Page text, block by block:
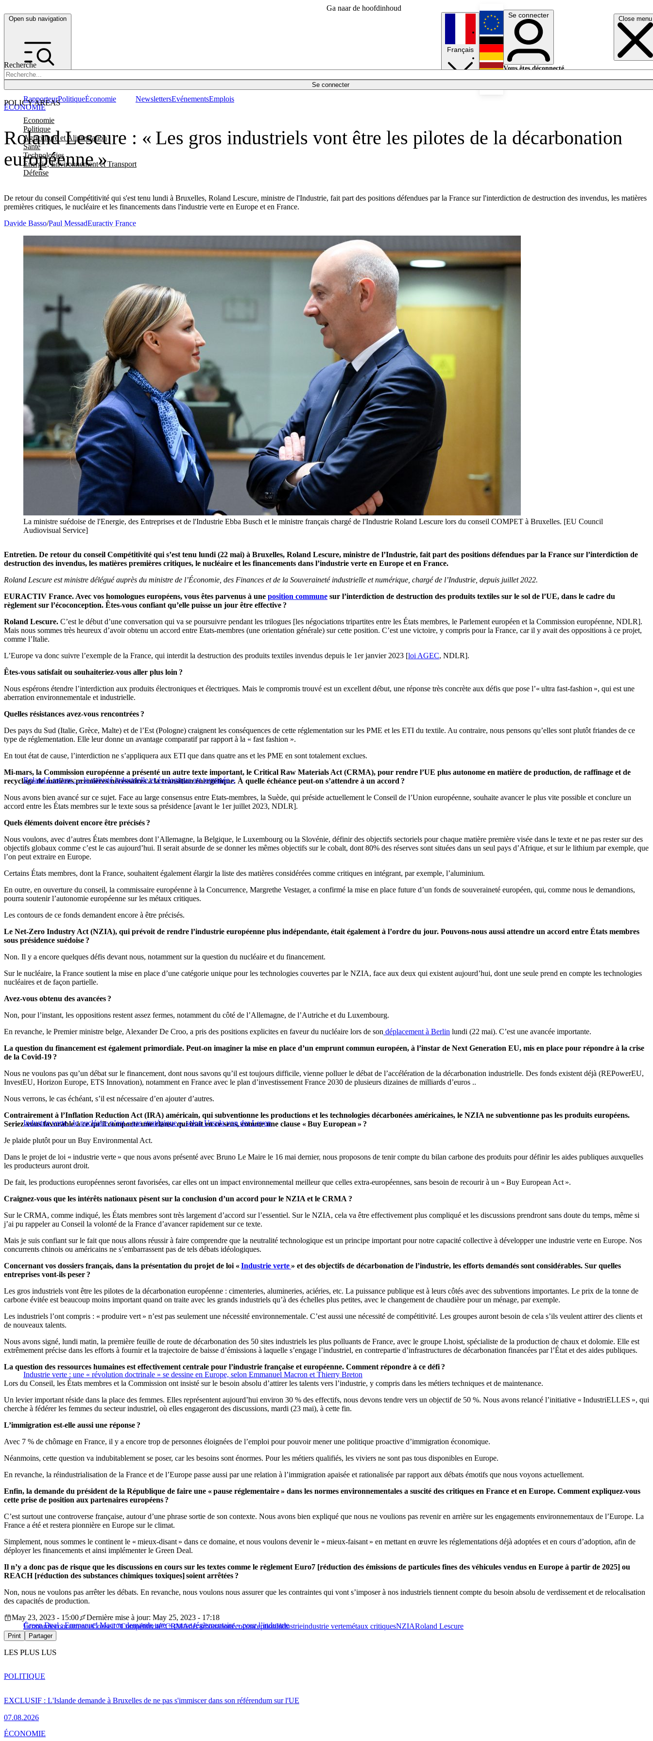
Ga naar de hoofdinhoud
Open sub navigation Close menu
Recherche
Se connecter
POLICY AREAS
Economie
Politique
Agriculture et Alimentation
Santé
Technologies
Energie, Environnement et Transport
Défense
RapporteurPolitiqueÉconomie NewslettersEvénementsEmplois
Français
English
Deutsch
Se connecter
Vous êtes déconnecté.
Roland Lescure : « Les gros industriels vont être les pilotes de la décarbonation
européenne »
De retour du conseil Compétitivité qui s'est tenu lundi à Bruxelles, Roland Lescure, ministre de l'Industrie, fait part des positions défendues par la France sur l'interdiction de destruction des invendus, les matières
premières critiques, le nucléaire et les financements dans l'industrie verte en Europe et en France.
ÉCONOMIE
Davide Basso/Paul MessadEuractiv France
La ministre suédoise de l'Energie, des Entreprises et de l'Industrie Ebba Busch et le ministre français chargé de l'Industrie Roland Lescure lors du conseil COMPET à Bruxelles. [EU Council
Audiovisual Service]
Entretien. De retour du conseil Compétitivité qui s’est tenu lundi (22 mai) à Bruxelles, Roland Lescure, ministre de l’Industrie, fait part des positions défendues par la France sur l’interdiction de
destruction des invendus, les matières premières critiques, le nucléaire et les financements dans l’industrie verte en Europe et en France.
Roland Lescure est ministre délégué auprès du ministre de l’Économie, des Finances et de la Souveraineté industrielle et numérique, chargé de l’Industrie, depuis juillet 2022.
EURACTIV France. Avec vos homologues européens, vous êtes parvenus à une position commune sur l’interdiction de destruction des produits textiles sur le sol de l’UE, dans le cadre du
règlement sur l’écoconception. Êtes-vous confiant qu’elle puisse un jour être effective ?
Roland Lescure. C’est le début d’une conversation qui va se poursuivre pendant les trilogues [les négociations tripartites entre les États membres, le Parlement européen et la Commission européenne, NDLR].
Mais nous sommes très heureux d’avoir obtenu un accord entre Etats-membres (une orientation générale) sur cette position. C’est une victoire, y compris pour la France, car il y avait des oppositions à ce projet,
comme l’Italie.
L’Europe va donc suivre l’exemple de la France, qui interdit la destruction des produits textiles invendus depuis le 1erjanvier 2023 [loi AGEC, NDLR].
Êtes-vous satisfait ou souhaiteriez-vous aller plus loin ?
Nous espérons étendre l’interdiction aux produits électroniques et électriques. Mais le compromis trouvé est un excellent début, une réponse très concrète aux défis que pose l’« ultra fast-fashion », qui est une
aberration environnementale et industrielle.
Quelles résistances avez-vous rencontrées ?
Des pays du Sud (Italie, Grèce, Malte) et de l’Est (Pologne) craignent les conséquences de cette réglementation sur les PME et les ETI du textile. Au contraire, nous pensons qu’elles sont plutôt friandes de ce
type de réglementation. Elle leur donne un avantage comparatif par rapport à la « fast fashion ».
En tout état de cause, l’interdiction ne s’appliquera aux ETI que dans quatre ans et les PME en sont totalement exclues.
Roland Lescure : « la naïveté industrielle et écologique est terminée »
Mi-mars, la Commission européenne a présenté un autre texte important, le Critical Raw Materials Act (CRMA), pour rendre l’UE plus autonome en matière de production, de raffinage et de
recyclage de matières premières nécessaires à la transition énergétique. À quelle échéance peut-on s’attendre à un accord ?
Nous avons bien avancé sur ce sujet. Face au large consensus entre Etats-membres, la Suède, qui préside actuellement le Conseil de l’Union européenne, souhaite avancer le plus vite possible et conclure un
accord entre les États membres sur le texte sous sa présidence [avant le 1er juillet 2023, NDLR].
Quels éléments doivent encore être précisés ?
Nous voulons, avec d’autres États membres dont l’Allemagne, la Belgique, le Luxembourg ou la Slovénie, définir des objectifs sectoriels pour chaque matière première visée dans le texte et ne pas rester sur des
objectifs globaux comme c’est le cas aujourd’hui. Il serait absurde de se donner les mêmes objectifs sur le cobalt, dont 80% des réserves sont situées dans un seul pays d’Afrique, et sur le lithium par exemple, que
l’on peut extraire en Europe.
Certains États membres, dont la France, souhaitent également élargir la liste des matières considérées comme critiques en intégrant, par exemple, l’aluminium.
En outre, en ouverture du conseil, la commissaire européenne à la Concurrence, Margrethe Vestager, a confirmé la mise en place future d’un fonds de souveraineté européen, qui, comme nous le demandions,
pourra soutenir l’autonomie européenne sur les métaux critiques.
Les contours de ce fonds demandent encore à être précisés.
Le Net-Zero Industry Act (NZIA), qui prévoit de rendre l’industrie européenne plus indépendante, était également à l’ordre du jour. Pouvons-nous aussi attendre un accord entre États membres
sous présidence suédoise ?
Non. Il y a encore quelques défis devant nous, notamment sur la question du nucléaire et du financement.
Sur le nucléaire, la France soutient la mise en place d’une catégorie unique pour les technologies couvertes par le NZIA, face aux deux qui existent aujourd’hui, dont une seule prend en compte les technologies
nucléaires et de façon partielle.
Avez-vous obtenu des avancées ?
Non, pour l’instant, les oppositions restent assez fermes, notamment du côté de l’Allemagne, de l’Autriche et du Luxembourg.
En revanche, le Premier ministre belge, Alexander De Croo, a pris des positions explicites en faveur du nucléaire lors de son déplacement à Berlin lundi (22 mai). C’est une avancée importante.
La question du financement est également primordiale. Peut-on imaginer la mise en place d’un emprunt commun européen, à l’instar de Next Generation EU, mis en place pour répondre à la crise
de la Covid-19 ?
Nous ne voulons pas qu’un débat sur le financement, dont nous savons qu’il est toujours difficile, vienne polluer le débat de l’accélération de la décarbonation industrielle. Des fonds existent déjà (REPowerEU,
InvestEU, Horizon Europe, ETS Innovation), notamment en France avec le plan d’investissement France 2030 de plusieurs dizaines de milliards d’euros ..
Nous verrons, le cas échéant, s’il est nécessaire d’en ajouter d’autres.
Industrie verte : le nucléaire n’est « pas stratégique », selon Ursula von der Leyen
Contrairement à l’Inflation Reduction Act (IRA) américain, qui subventionne les productions et les technologies décarbonées américaines, le NZIA ne subventionne pas les produits européens.
Seriez-vous favorable à ce qu’il comporte une clause qui irait en ce sens, comme une clause « Buy European » ?
Je plaide plutôt pour un Buy Environmental Act.
Dans le projet de loi « industrie verte » que nous avons présenté avec Bruno Le Maire le 16 mai dernier, nous proposons de tenir compte du bilan carbone des produits pour définir les aides publiques auxquelles
les producteurs auront droit.
De fait, les productions européennes seront favorisées, car elles ont un impact environnemental meilleur que celles extra-européennes, sans besoin de recourir à un « Buy European Act ».
Craignez-vous que les intérêts nationaux pèsent sur la conclusion d’un accord pour le NZIA et le CRMA ?
Sur le CRMA, comme indiqué, les États membres sont très largement d’accord sur l’essentiel. Sur le NZIA, cela va être effectivement plus compliqué et les discussions prendront sans doute du temps, même si
j’ai pu rappeler au Conseil la volonté de la France d’avancer rapidement sur ce texte.
Mais je suis confiant sur le fait que nous allons réussir à faire comprendre que la neutralité technologique est un principe important pour notre capacité collective à développer une industrie verte en Europe. Nos
concurrents chinois ou américains ne s’embarrassent pas de tels débats idéologiques.
Concernant vos dossiers français, dans la présentation du projet de loi «Industrie verte» et des objectifs de décarbonation de l’industrie, les efforts demandés sont considérables. Sur quelles
entreprises vont-ils peser ?
Les gros industriels vont être les pilotes de la décarbonation européenne : cimenteries, alumineries, aciéries, etc. La puissance publique est à leurs côtés avec des subventions importantes. Le prix de la tonne de
carbone évitée est beaucoup moins important quand on traite avec les grands industriels qu’à des échelles plus petites, avec le changement de chaudière pour un ménage, par exemple.
Les industriels l’ont compris : « produire vert » n’est pas seulement une nécessité environnementale. C’est aussi une nécessité de compétitivité. Les groupes auront besoin de cela s’ils veulent attirer des clients et
de nouveaux talents.
Nous avons signé, lundi matin, la première feuille de route de décarbonation des 50 sites industriels les plus polluants de France, avec le groupe Lhoist, spécialiste de la production de chaux et dolomie. Elle est
extrêmement précise dans les efforts à fournir et la trajectoire de baisse d’émissions à laquelle s’engage l’industriel, en contrepartie d’infrastructures de décarbonation financées par l’État et des aides publiques.
Industrie verte : une « révolution doctrinale » se dessine en Europe, selon Emmanuel Macron et Thierry Breton
La question des ressources humaines est effectivement centrale pour l’industrie française et européenne. Comment répondre à ce défi ?
Lors du Conseil, les États membres et la Commission ont insisté sur le besoin absolu d’attirer les talents vers l’industrie, y compris dans les métiers techniques et de maintenance.
Un levier important réside dans la place des femmes. Elles représentent aujourd’hui environ 30 % des effectifs, nous devons tendre vers un objectif de 50 %. Nous avons relancé l’initiative « IndustriELLES », qui
cherche à fédérer les femmes du secteur industriel, où elles engageront des discussions, mardi (23 mai), à cette fin.
L’immigration est-elle aussi une réponse ?
Avec 7 % de chômage en France, il y a encore trop de personnes éloignées de l’emploi pour pouvoir mener une politique proactive d’immigration économique.
Néanmoins, cette question va indubitablement se poser, car les besoins sont énormes. Pour les métiers qualifiés, les viviers ne sont pas tous disponibles en Europe.
En revanche, la réindustrialisation de la France et de l’Europe passe aussi par une relation à l’immigration apaisée et rationalisée par rapport aux débats émotifs que nous voyons actuellement.
Enfin, la demande du président de la République de faire une « pause réglementaire » dans les normes environnementales a suscité des critiques en France et en Europe. Comment expliquez-vous
cette prise de position aux partenaires européens ?
C’est surtout une controverse française, autour d’une phrase sortie de son contexte. Nous avons bien expliqué que nous ne voulions pas revenir en arrière sur les engagements environnementaux de l’Europe. La
France a été et restera pionnière en Europe sur le climat.
Simplement, nous sommes le continent le « mieux-disant » dans ce domaine, et nous voulons devenir le « mieux-faisant » en mettant en œuvre les réglementations déjà adoptées et en cours d’adoption, afin de
déployer les financements et ainsi implémenter le Green Deal.
Il n’y a donc pas de risque que les discussions en cours sur les textes comme le règlement Euro7 [réduction des émissions de particules fines des véhicules vendus en Europe à partir de 2025] ou
REACH [réduction des substances chimiques toxiques] soient arrêtées ?
Non, nous ne voulons pas arrêter les débats. En revanche, nous voulons nous assurer que les contraintes qui vont s’imposer à nos industriels tiennent compte du besoin absolu de verdissement et de relocalisation
des capacités de production.
Green Deal : Emmanuel Macron demande une « pause réglementaire » pour l’industrie
May 23, 2023 - 15:00
Dernière mise à jour: May 25, 2023 - 17:18
ÉconomieconcurrenceConseil "Compétitivité"CRMAdécarbonationécoconceptionIndustrieindustrie vertemétaux critiquesNZIARoland Lescure
Print Partager
LES PLUS LUS
EXCLUSIF : L'Islande demande à Bruxelles de ne pas s'immiscer dans son référendum sur l'UE
07.08.2026
POLITIQUE
ÉCONOMIE